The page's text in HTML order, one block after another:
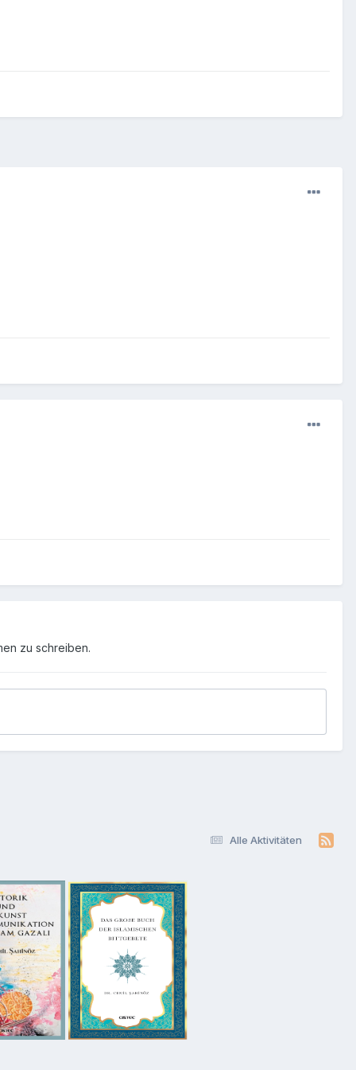
zu schreiben.
Alle Aktivitäten